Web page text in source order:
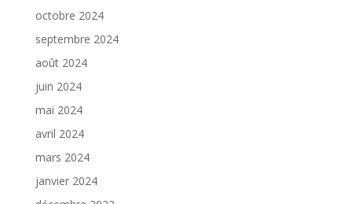
octobre 2024
septembre 2024
août 2024
juin 2024
mai 2024
avril 2024
mars 2024
janvier 2024